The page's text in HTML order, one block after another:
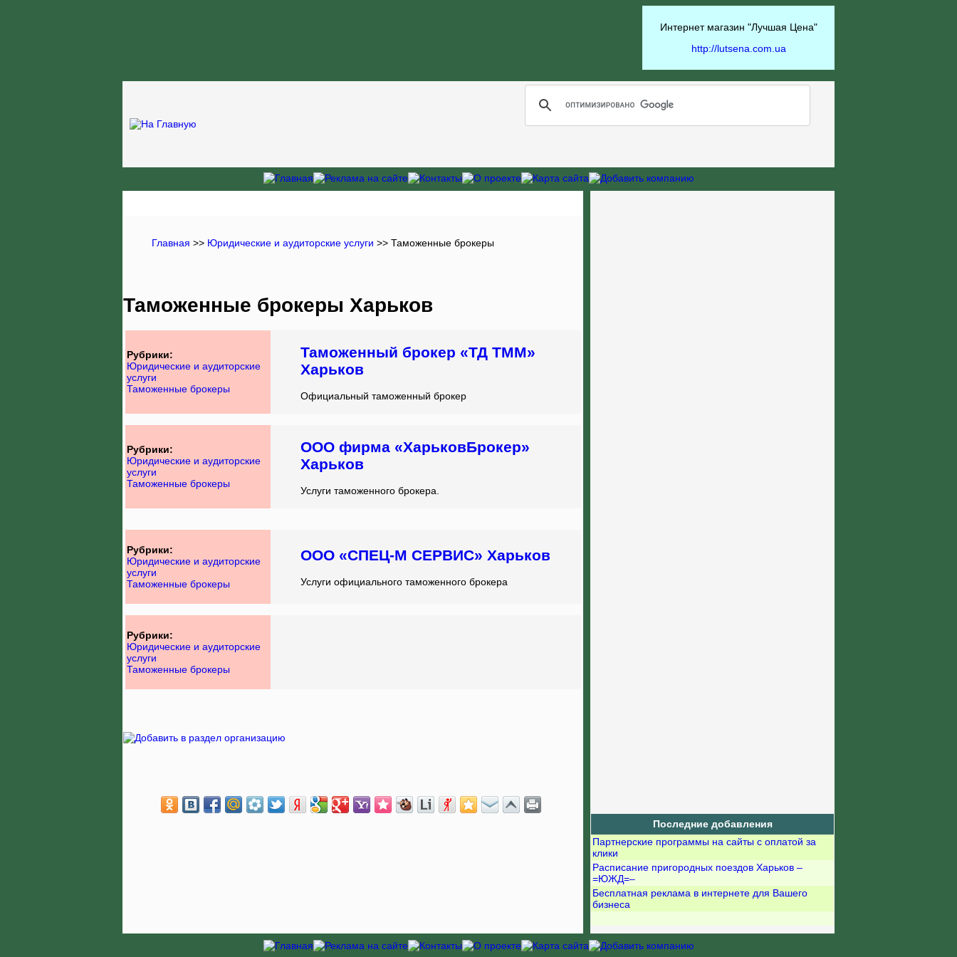
Интернет магазин "Лучшая Цена"
http://lutsena.com.ua
Главная >> Юридические и аудиторские услуги >> Таможенные брокеры
Таможенные брокеры Харьков
Рубрики:
Юридические и аудиторские
услуги
Таможенные брокеры
Таможенный брокер «ТД ТММ»
Харьков
Официальный таможенный брокер
Рубрики:
Юридические и аудиторские
услуги
Таможенные брокеры
ООО фирма «ХарьковБрокер»
Харьков
Услуги таможенного брокера.
Рубрики:
Юридические и аудиторские
услуги
Таможенные брокеры
ООО «СПЕЦ-М СЕРВИС» Харьков
Услуги официального таможенного брокера
Рубрики:
Юридические и аудиторские
услуги
Таможенные брокеры
Последние добавления
Партнерские программы на сайты с оплатой за
клики
Расписание пригородных поездов Харьков –
=ЮЖД=–
Бесплатная реклама в интернете для Вашего
бизнеса